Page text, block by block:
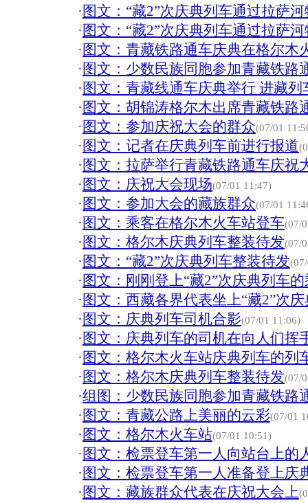
· 图文：“藏2”次庆典列车通过拉萨
· 图文：“藏2”次庆典列车通过拉萨
· 图文：青藏铁路通车庆典在格尔木
· 图文：少数民族同胞参加青藏铁路
· 图文：青藏线通车庆典举行 进藏列
· 图文：胡锦涛格尔木出席青藏铁路
· 图文：参加庆祝大会的群众(07/01
· 图文：记者在庆典列车前进行报道
· 图文：拉萨举行青藏铁路通车庆祝
· 图文：庆祝大会现场(07/01 11:47)
· 图文：参加大会的藏族群众(07/01
· 图文：乘客在格尔木火车站登车(07/
· 图文：格尔木庆典列车整装待发(07/
· 图文：“藏2”次庆典列车整装待发
· 图文：刚刚登上“藏2”次庆典列车
· 图文：西藏各界代表坐上“藏2”次
· 图文：庆典列车司机合影(07/01 11:06)
· 图文：庆典列车的司机在向人们挥
· 图文：格尔木火车站庆典列车的列
· 图文：格尔木庆典列车整装待发(07/
·组图：少数民族同胞参加青藏铁路
· 图文：青藏公路上美丽的云彩(07/01
· 图文：格尔木火车站(07/01 10:51)
· 图文：检票登车第一人向站台上的
· 图文：检票登车第一人准备登上庆
· 图文：藏族群众代表在庆祝大会上